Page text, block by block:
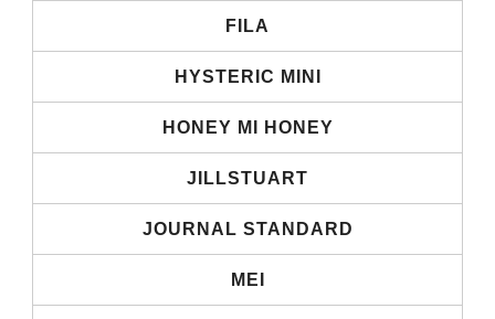
FILA
HYSTERIC MINI
HONEY MI HONEY
JILLSTUART
JOURNAL STANDARD
MEI